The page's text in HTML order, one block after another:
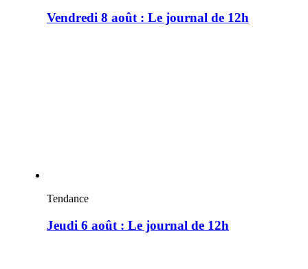
Vendredi 8 août : Le journal de 12h
Tendance
Jeudi 6 août : Le journal de 12h